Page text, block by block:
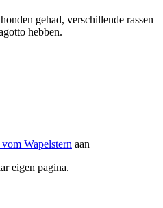
gehad, verschillende rassen
hebben.
Wapelstern aan
eigen pagina.